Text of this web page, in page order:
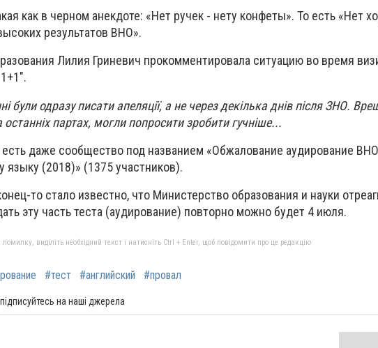
как в черном анекдоте: «Нет ручек - нету конфеты». То есть «Нет
результатов ВНО».
Лилия Гриневич прокомментировала ситуацию во время
були одразу писати апеляції, а не через декілька днів після ЗНО.
останніх партах, могли попросити зробити гучніше...
даже сообщество под названием «Обжалование аудирование
языку (2018)» (1375 участников).
то стало известно, что Министерство образования и науки
эту часть теста (аудирование) повторно можно будет 4 июля.
виділіть необхідний текст і натисніть Ctrl + Enter, щоб повідомити про це редакцію
#тест #английский #провал
на наші джерела